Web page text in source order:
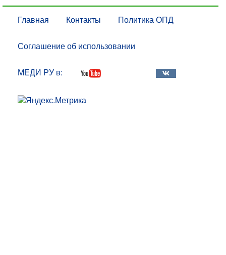
Главная Контакты Политика ОПД
Соглашение об использовании
МЕДИ РУ в: